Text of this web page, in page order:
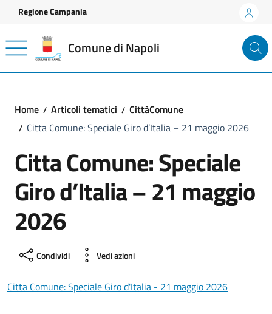
Vai ai contenuti
Vai al footer
Regione Campania
Comune di Napoli
Home Articoli tematici
CittàComune
Citta Comune: Speciale Giro d’Italia – 21 maggio 2026
Citta Comune: Speciale
Giro d’Italia – 21 maggio
2026
Condividi Vedi azioni
Citta Comune: Speciale Giro d'Italia - 21 maggio 2026